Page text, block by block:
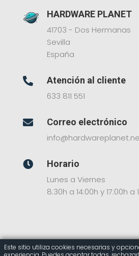
HARDWARE PLANET
41703 - Dos Hermanas
Sevilla
España

Atención al cliente
633 811 551

Correo electrónico

Horario
Lunes a Viernes
8:30h a 14:00h y 17:00h a
Este sitio utiliza cookies necesarias y